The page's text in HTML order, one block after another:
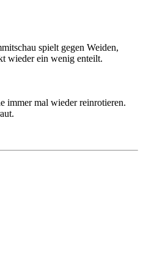
spielt gegen Weiden,
wieder ein wenig enteilt.
immer mal wieder reinrotieren.